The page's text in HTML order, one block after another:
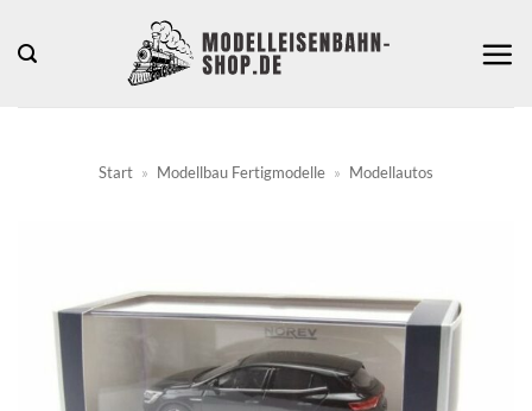
Inhalt
Start » Modellbau Fertigmodelle » Modellautos